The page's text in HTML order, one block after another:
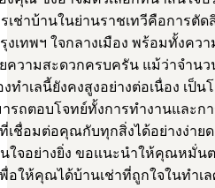
เช่าบ้านในย่านราชเทวีคือการ
งเทพฯ ใจกลางเมือง พร้อมทั้งคว
ความสะดวกครบครัน แม้ว่าจำน
ทำเลนี้ยังคงสูงอย่างต่อเนื่อง เ
รถตอบโจทย์ทั้งการทำงานและก
เชื่อมต่อคุณกับทุกสิ่งได้อย่างง่าย
ใจอย่างยิ่ง ขอแนะนำให้คุณหมั่น
พื่อให้คุณได้บ้านเช่าที่ถูกใจในทำเ